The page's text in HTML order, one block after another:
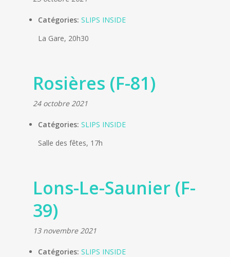
Catégories: SLIPS INSIDE
La Gare, 20h30
Rosières (F-81)
24 octobre 2021
Catégories: SLIPS INSIDE
Salle des fêtes, 17h
Lons-Le-Saunier (F-
39)
13 novembre 2021
Catégories: SLIPS INSIDE